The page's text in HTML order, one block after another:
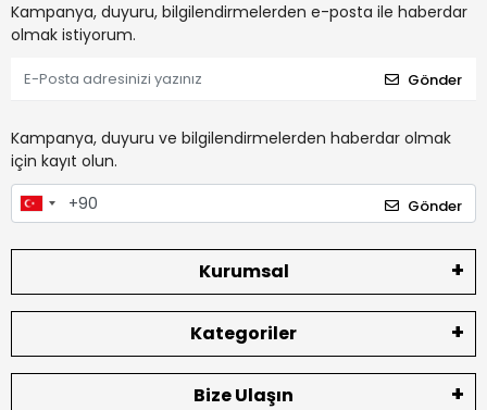
Kampanya, duyuru, bilgilendirmelerden e-posta ile haberdar
olmak istiyorum.
Gönder
Kampanya, duyuru ve bilgilendirmelerden haberdar olmak
için kayıt olun.
Gönder
Kurumsal
Kategoriler
Bize Ulaşın